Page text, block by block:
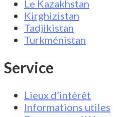
Le Kazakhstan
Kirghizistan
Tadjikistan
Turkménistan
Service
Lieux d’intérêt
Informations utiles